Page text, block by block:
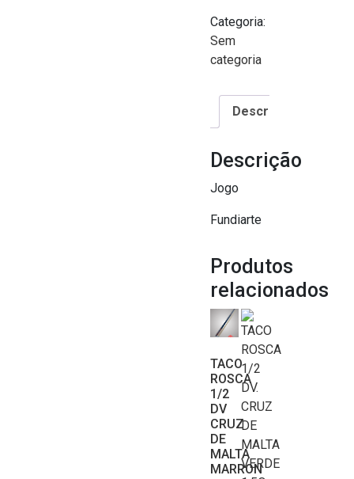
Categoria:
Sem
categoria
Descrição
Descrição
Jogo
Fundiarte
Produtos
relacionados
TACO
ROSCA
1/2
DV
CRUZ
DE
MALTA
MARRON